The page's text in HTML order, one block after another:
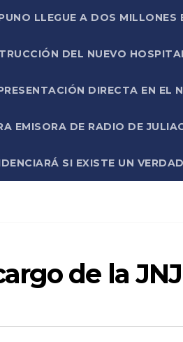
LLEGUE A DOS MILLONES
DEL NUEVO
DIRECTA EN EL
EMISORA DE RADIO DE
SI EXISTE UN
de la JNJ